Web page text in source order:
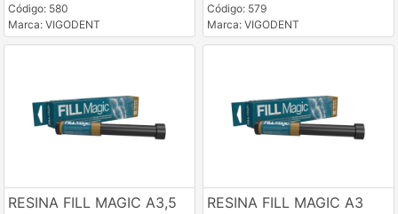
Código: 580
Marca: VIGODENT
Código: 579
Marca: VIGODENT
RESINA FILL MAGIC A3,5
RESINA FILL MAGIC A3